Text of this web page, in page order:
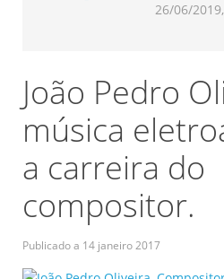
26/06/
João Pedro
música
a carreira do
compositor.
Publicado a 14 janeiro 2017